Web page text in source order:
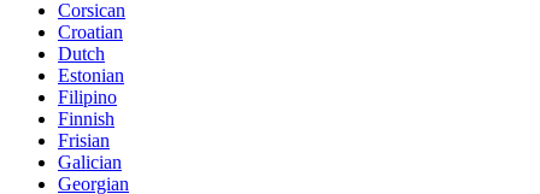
Corsican
Croatian
Dutch
Estonian
Filipino
Finnish
Frisian
Galician
Georgian